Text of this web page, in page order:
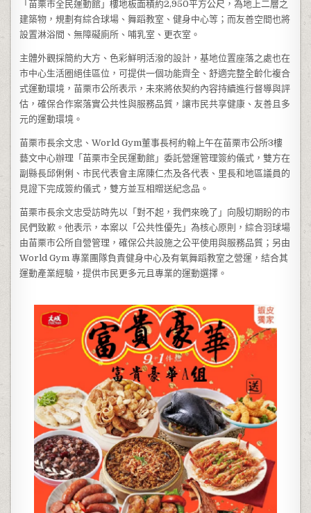
「苗栗市全民運動館」樓地板面積約2,950平方公尺，為地上二層之
建築物，規劃有綜合球場、舞蹈教室、健身中心等；而友善空間也將
設置淋浴間、無障礙廁所、哺乳室、更衣室。
主體外觀採簡約大方、色彩鮮明活潑的設計，基地位置座落之處也在
市中心生活圈絕佳區位，可提供一個功能齊全、舒適完整全齡化複合
式運動環境，苗栗市公所表示，未來將依契約內容持續進行督導與評
估，確保合作案落實公共性與服務品質，讓市民共享健康、友善且多
元的運動環境。
苗栗市長余文忠、World Gym董事長柯約翰上午在苗栗市公所3樓
藝文中心辦理「苗栗市全民運動館」委託營運管理簽約儀式，雙方在
副縣長邱俐俐、市民代表會主席陳仁杰及各代表、里長和地區議員的
見證下完成簽約儀式，雙方並互相贈送紀念品。
苗栗市長余文忠受訪時先以「對不起，我們來晚了」向殷切期盼的市
民們致歉。他表示，本案以「公共性優先」為核心原則，綜合羽球場
由苗栗市公所自營管理，確保公共設施之公平使用與服務品質；另由
World Gym 專業團隊負責健身中心及有氧舞蹈教室之營運，結合其
運動產業經驗，提供市民更多元且專業的運動選擇。